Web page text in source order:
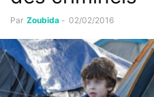
Par Zoubida - 02/02/2016